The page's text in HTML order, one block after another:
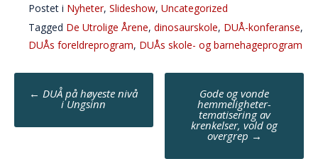
Postet i Nyheter, Slideshow, Uncategorized
Tagged De Utrolige Årene, dinosaurskole, DUÅ-konferanse,
DUÅs foreldreprogram, DUÅs skole- og barnehageprogram
navigation
← DUÅ på høyeste nivå
i Ungsinn
Gode og vonde
hemmeligheter-
tematisering av
krenkelser, vold og
overgrep →